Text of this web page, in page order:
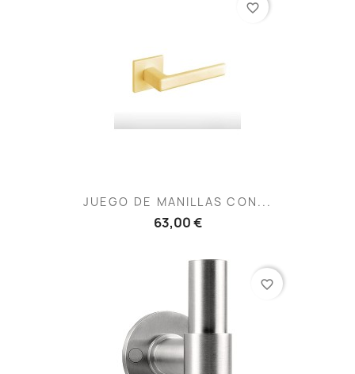
JUEGO DE MANILLAS CON...
63,00 €
favorite_border
favorite_border